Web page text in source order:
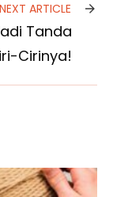
NEXT ARTICLE
Tanda
Cirinya!